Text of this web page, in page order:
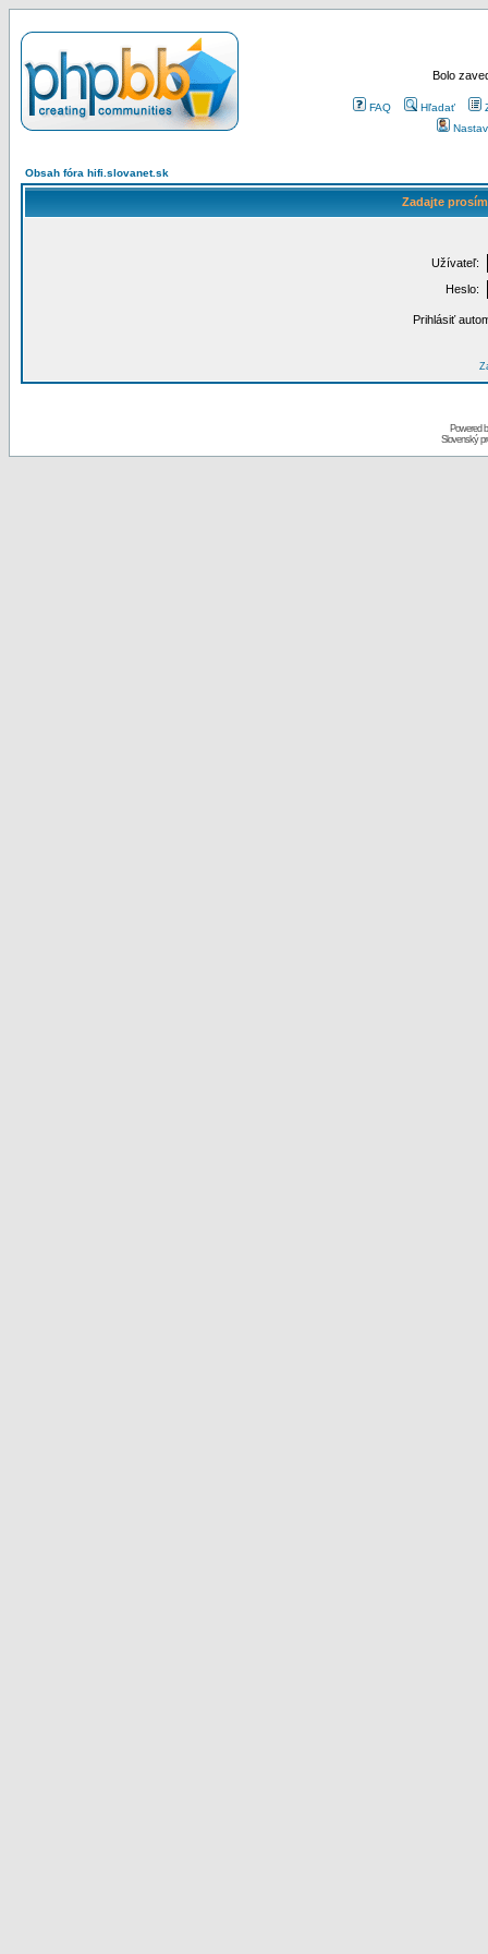
Bolo
FAQ Hľadať
Obsah fóra hifi.slovanet.sk
Zadajte
Užívateľ:
Heslo:
Prihlásiť
Powered
Slovenský